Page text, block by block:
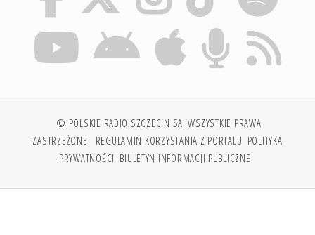
© POLSKIE RADIO SZCZECIN SA. WSZYSTKIE PRAWA
ZASTRZEŻONE. REGULAMIN KORZYSTANIA Z PORTALU POLITYKA
PRYWATNOŚCI BIULETYN INFORMACJI PUBLICZNEJ